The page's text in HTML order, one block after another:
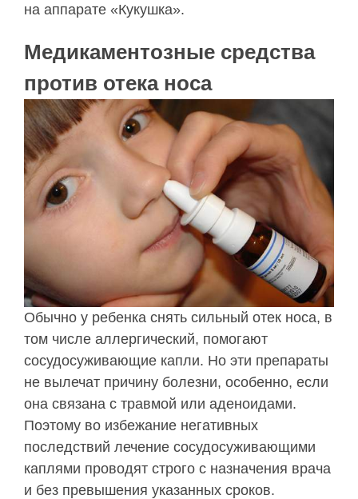
на аппарате «Кукушка».
Медикаментозные средства
против отека носа
Обычно у ребенка снять сильный отек носа, в
том числе аллергический, помогают
сосудосуживающие капли. Но эти препараты
не вылечат причину болезни, особенно, если
она связана с травмой или аденоидами.
Поэтому во избежание негативных
последствий лечение сосудосуживающими
каплями проводят строго с назначения врача
и без превышения указанных сроков.